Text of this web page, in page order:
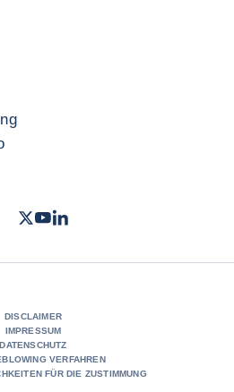
Twitter- Coface
Youtube Coface Deutschland
LinkedIn
DISCLAIMER
IMPRESSUM
DATENSCHUTZ
VERFAHREN
FÜR DIE ZUSTIMMUNG